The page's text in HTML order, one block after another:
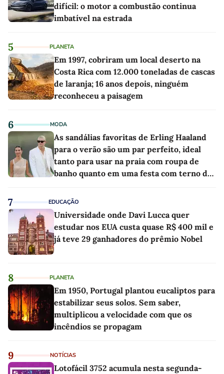
difícil: o motor a combustão continua
imbatível na estrada
5 PLANETA
Em 1997, cobriram um local deserto na
Costa Rica com 12.000 toneladas de cascas
de laranja; 16 anos depois, ninguém
reconheceu a paisagem
6 MODA
As sandálias favoritas de Erling Haaland
para o verão são um par perfeito, ideal
tanto para usar na praia com roupa de
banho quanto em uma festa com terno de
7 EDUCAÇÃO
Universidade onde Davi Lucca quer
estudar nos EUA custa quase R$ 400 mil e
já teve 29 ganhadores do prêmio Nobel
8 PLANETA
Em 1950, Portugal plantou eucaliptos para
estabilizar seus solos. Sem saber,
multiplicou a velocidade com que os
incêndios se propagam
9 NOTÍCIAS
Lotofácil 3752 acumula nesta segunda-